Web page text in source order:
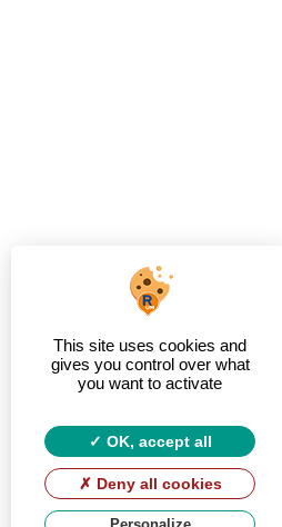
This site uses cookies and
gives you control over what
you want to activate
OK, accept all
Deny all cookies